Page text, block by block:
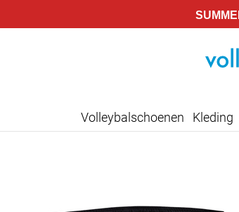
Volleybalschoenen Kleding